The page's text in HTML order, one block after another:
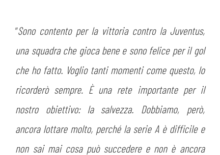
MUSEO
SLO
LAVORA CON NOI
INFORMATIVA FINANZIARIA
CSR
LEGENDS
PARTNER
“Sono contento per la vittoria contro la Juventus,
una squadra che gioca bene e sono felice per il gol
che ho fatto. Voglio tanti momenti come questo, lo
ricorderò sempre. È una rete importante per il
nostro obiettivo: la salvezza. Dobbiamo, però,
ancora lottare molto, perché la serie A è difficile e
non sai mai cosa può succedere e non è ancora